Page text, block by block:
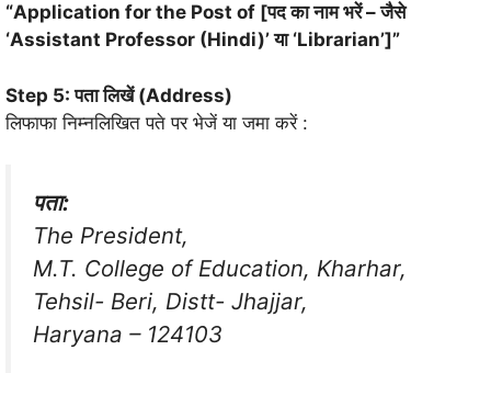
“Application for the Post of [पद का नाम भरें – जैसे
‘Assistant Professor (Hindi)’ या ‘Librarian’]”
Step 5: पता लिखें (Address)
लिफाफा निम्नलिखित पते पर भेजें या जमा करें :
पता:
The President,
M.T. College of Education, Kharhar,
Tehsil- Beri, Distt- Jhajjar,
Haryana – 124103